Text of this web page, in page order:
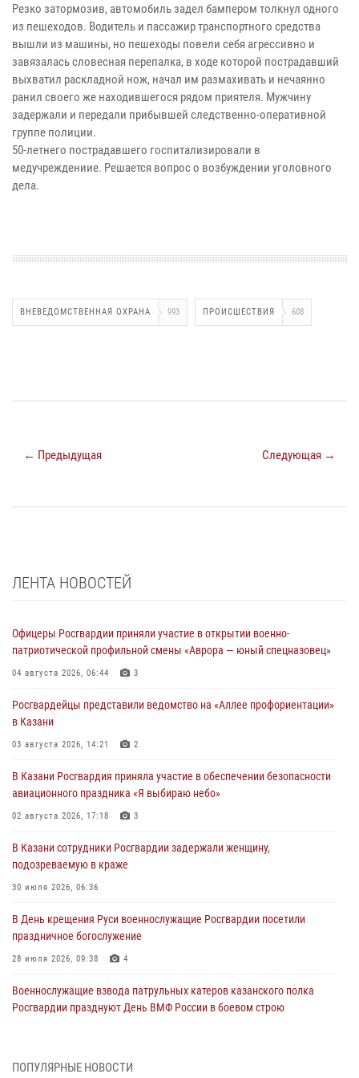
Резко затормозив, автомобиль задел бампером толкнул одного
из пешеходов. Водитель и пассажир транспортного средства
вышли из машины, но пешеходы повели себя агрессивно и
завязалась словесная перепалка, в ходе которой пострадавший
выхватил раскладной нож, начал им размахивать и нечаянно
ранил своего же находившегося рядом приятеля. Мужчину
задержали и передали прибывшей следственно-оперативной
группе полиции.
50-летнего пострадавшего госпитализировали в
медучреждениие. Решается вопрос о возбуждении уголовного
дела.
ВНЕВЕДОМСТВЕННАЯ ОХРАНА 993 ПРОИСШЕСТВИЯ 608
← Предыдущая Следующая →
ЛЕНТА НОВОСТЕЙ
Офицеры Росгвардии приняли участие в открытии военно-
патриотической профильной смены «Аврора — юный спецназовец»
04 августа 2026, 06:44 3
Росгвардейцы представили ведомство на «Аллее профориентации»
в Казани
03 августа 2026, 14:21 2
В Казани Росгвардия приняла участие в обеспечении безопасности
авиационного праздника «Я выбираю небо»
02 августа 2026, 17:18 3
В Казани сотрудники Росгвардии задержали женщину,
подозреваемую в краже
30 июля 2026, 06:36
В День крещения Руси военнослужащие Росгвардии посетили
праздничное богослужение
28 июля 2026, 09:38 4
Военнослужащие взвода патрульных катеров казанского полка
Росгвардии празднуют День ВМФ России в боевом строю
Татарстанские росгвардейцы завоевали «бронзу» в окружном этапе
ПОПУЛЯРНЫЕ НОВОСТИ